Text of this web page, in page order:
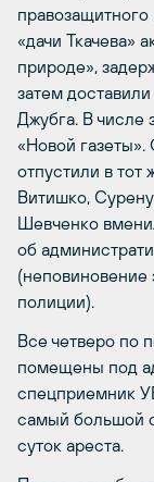
«дачи Ткачева»
природе»,
затем
Джубга. В числе
«Новой газеты».
отпустили в тот
Витишко,
Шевченко
об
(неповиновение
полиции).
Все четверо по
помещены под
спецприемник
самый большой
суток ареста.